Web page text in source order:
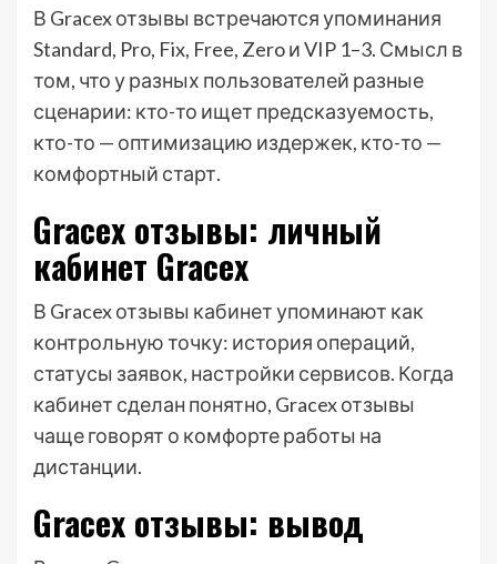
В Gracex отзывы встречаются упоминания
Standard, Pro, Fix, Free, Zero и VIP 1–3. Смысл в
том, что у разных пользователей разные
сценарии: кто-то ищет предсказуемость,
кто-то — оптимизацию издержек, кто-то —
комфортный старт.
Gracex отзывы: личный
кабинет Gracex
В Gracex отзывы кабинет упоминают как
контрольную точку: история операций,
статусы заявок, настройки сервисов. Когда
кабинет сделан понятно, Gracex отзывы
чаще говорят о комфорте работы на
дистанции.
Gracex отзывы: вывод